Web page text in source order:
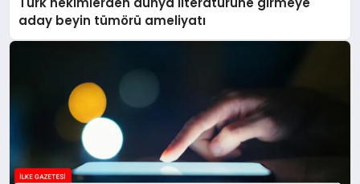
aday beyin tümörü ameliyatı